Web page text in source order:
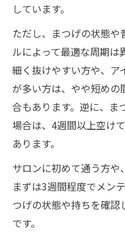
しています。
ただし、まつげの状態
ルによって最適な周期は
細く抜けやすい方や、ア
が多い方は、やや短めの
合もあります。逆に、ま
場合は、4週間以上空け
あります。
サロンに初めて通う方や
まずは3週間程度でメン
つげの状態や持ちを確認
です。